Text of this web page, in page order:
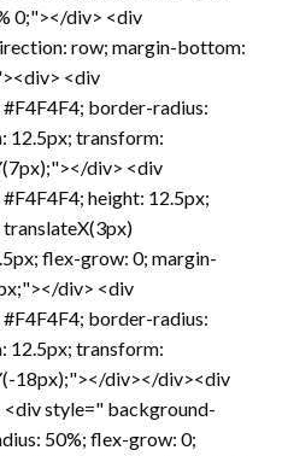
0;"></div> <div
row; margin-bottom:
<div
border-radius:
12.5px; transform:
div> <div
height: 12.5px;
flex-grow: 0; margin-
div> <div
border-radius:
12.5px; transform:
18px);"></div></div><div
style=" background-
50%; flex-grow: 0;